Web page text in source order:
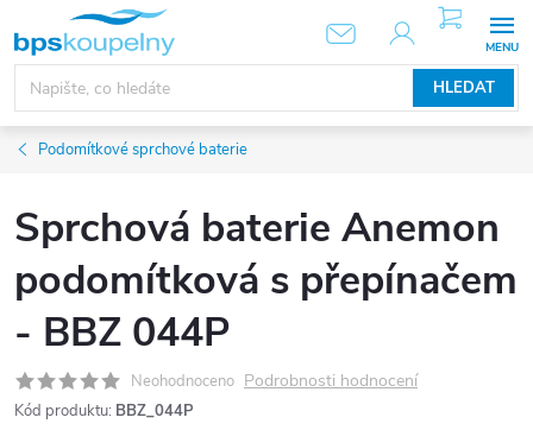
obsah
HLEDAT
NÁKUPNÍ
KOŠÍK
Podomítkové sprchové baterie
Sprchová baterie Anemon
podomítková s přepínačem
- BBZ 044P
Neohodnoceno Podrobnosti hodnocení
Kód produktu: BBZ_044P